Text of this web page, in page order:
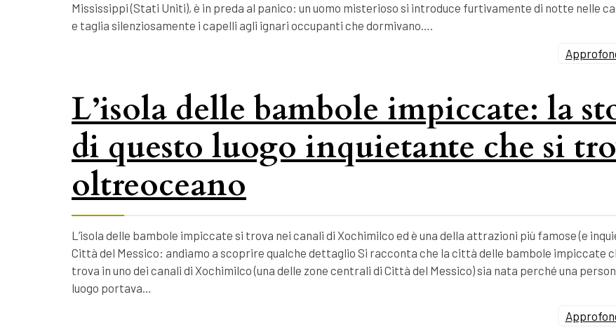
Mississippi (Stati Uniti), è in preda al panico: un uomo misterioso si introduce furtivamente di notte nelle
e taglia silenziosamente i capelli agli ignari occupanti che dormivano….
L’isola delle bambole impiccate: la
di questo luogo inquietante che si
oltreoceano
L’isola delle bambole impiccate si trova nei canali di Xochimilco ed è una della attrazioni più famose (e
Città del Messico: andiamo a scoprire qualche dettaglio Si racconta che la città delle bambole impiccate
trova in uno dei canali di Xochimilco (una delle zone centrali di Città del Messico) sia nata perché una
luogo portava…